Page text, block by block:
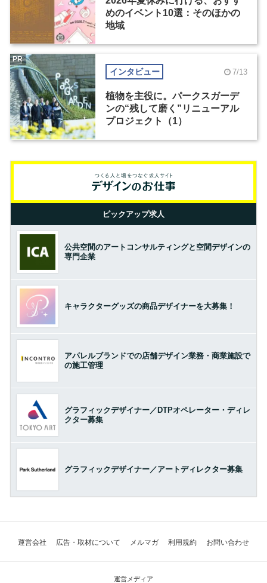
めのイベント10選：そのほかの
地域
インタビュー 7/13
植物を主役に。パークスガーデ
ンの“残して磨く”リニューアル
プロジェクト（1）
PR
ピックアップ求人
公共空間のアートコンサルティングと空間デザインの
専門企業
キャラクターグッズの商品デザイナーを大募集！
アパレルブランドでの店舗デザイン業務・商業施設で
の施工管理
グラフィックデザイナー／DTPオペレーター・ディレ
クター募集
グラフィックデザイナー／アートディレクター募集
運営会社 広告・取材について メルマガ 利用規約 お問い合わせ
運営メディア